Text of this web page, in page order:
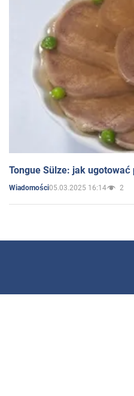
Tongue Sülze: jak
Wiadomości05.03.2025 16:14 2